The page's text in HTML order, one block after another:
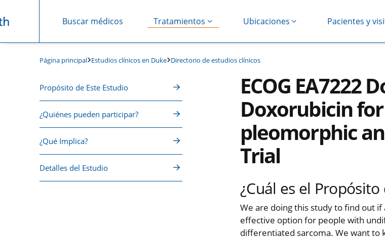
Buscar médicos Tratamientos Ubicaciones Pacientes y
Página principal Estudios clínicos en Duke Directorio de estudios clínicos
Propósito de Este Estudio
¿Quiénes pueden participar?
¿Qué Implica?
Detalles del Estudio
ECOG EA7222
Doxorubicin
pleomorphic
Trial
¿Cuál es el
We are doing this study to find out
effective option for people with
differentiated sarcoma. We want